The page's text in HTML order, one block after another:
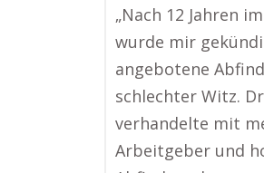
„Nach 12 Jahren
wurde mir
angebotene
schlechter Witz.
verhandelte mit
Arbeitgeber und